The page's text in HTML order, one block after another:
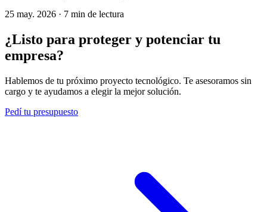
25 may. 2026 · 7 min de lectura
¿Listo para proteger y potenciar tu
empresa?
Hablemos de tu próximo proyecto tecnológico. Te asesoramos sin
cargo y te ayudamos a elegir la mejor solución.
Pedí tu presupuesto